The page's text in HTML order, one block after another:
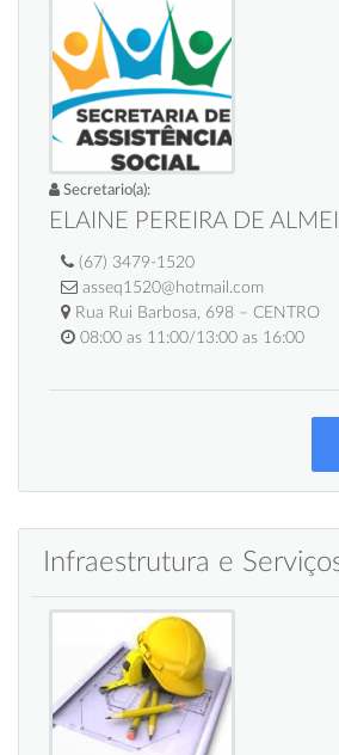
Secretario(a):
ELAINE PEREIRA DE
(67) 3479-1520
asseq1520@hotmail.com
Rua Rui Barbosa, 698 – CENTRO
08:00 as 11:00/13:00 as 16:00
Infraestrutura e